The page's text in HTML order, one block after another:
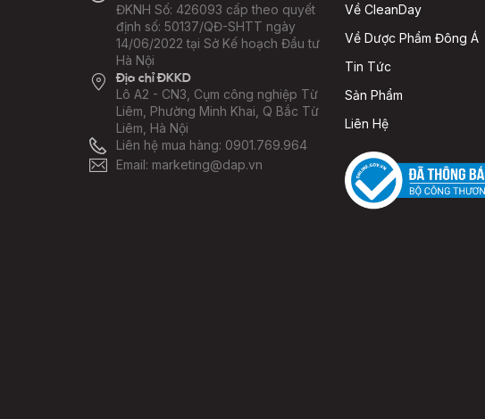
ĐKNH Số: 426093 cấp theo quyết
định số: 50137/QĐ-SHTT ngày
14/06/2022 tại Sở Kế hoạch Đầu tư
Hà Nội
Địa chỉ ĐKKD
Lô A2 - CN3, Cụm công nghiệp Từ
Liêm, Phường Minh Khai, Q Bắc Từ
Liêm, Hà Nội
Liên hệ mua hàng: 0901.769.964
Email: marketing@dap.vn
Về CleanDay
Về Dược Phẩm Đông Á
Tin Tức
Sản Phẩm
Liên Hệ